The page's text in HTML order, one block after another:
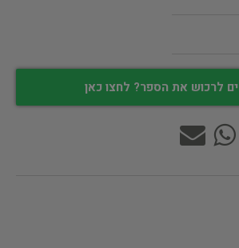
לרכוש את הספר? לחצו כאן